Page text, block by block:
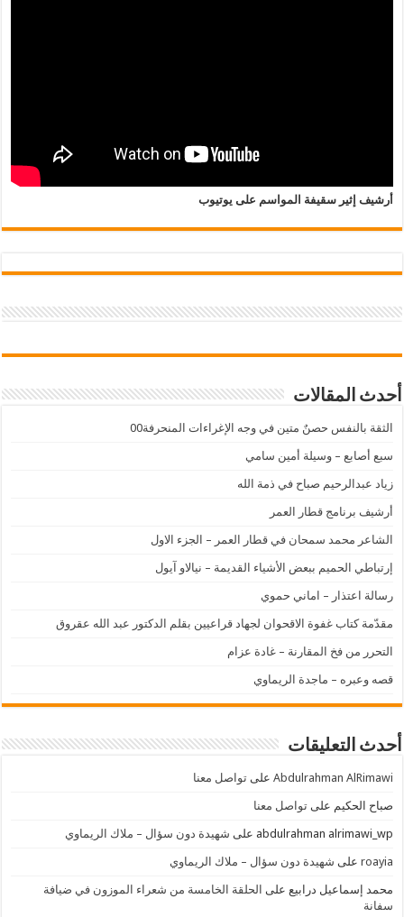
أرشيف إثير سقيفة المواسم على يوتيوب
أحدث المقالات
الثقة بالنفس حصنٌ متين في وجه الإغراءات المنحرفة00
سبع أصابع – وسيلة أمين سامي
زياد عبدالرحيم صباح في ذمة الله
أرشيف برنامج قطار العمر
الشاعر محمد سمحان في قطار العمر – الجزء الاول
إرتباطي الحميم ببعض الأشياء القديمة – نيالاو آيول
رسالة اعتذار – اماني حموي
مقدّمة كتاب غفوة الاقحوان لجهاد قراعيين بقلم الدكتور عبد الله عقروق
التحرر من فخ المقارنة – غادة عزام
قصه وعبره – ماجدة الريماوي
أحدث التعليقات
Abdulrahman AlRimawi علىتواصل معنا
صباح الحكيم علىتواصل معنا
abdulrahman alrimawi_wp على شهيدة دون سؤال – ملاك الريماوي
roayia على شهيدة دون سؤال – ملاك الريماوي
محمد إسماعيل درابيع على الحلقة الخامسة من شعراء الموزون في ضيافة
سفانة